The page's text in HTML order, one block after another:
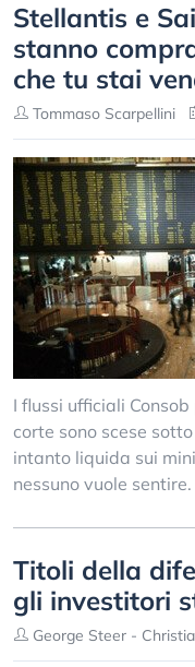
Stellantis e
stanno
che tu stai
Tommaso Scarpellini
I flussi ufficiali
corte sono scese
intanto liquida sui
nessuno vuole sentire.
Titoli della
gli investitori
George Steer -